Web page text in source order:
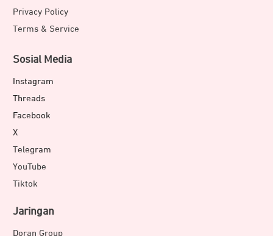
Privacy Policy
Terms & Service
Sosial Media
Instagram
Threads
Facebook
X
Telegram
YouTube
Tiktok
Jaringan
Doran Group